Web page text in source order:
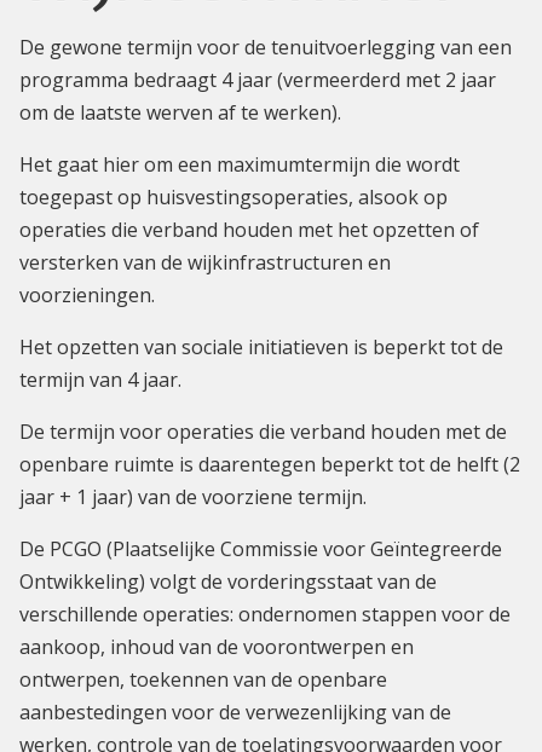
De gewone termijn voor de tenuitvoerlegging van een
programma bedraagt 4 jaar (vermeerderd met 2 jaar
om de laatste werven af te werken).
Het gaat hier om een maximumtermijn die wordt
toegepast op huisvestingsoperaties, alsook op
operaties die verband houden met het opzetten of
versterken van de wijkinfrastructuren en
voorzieningen.
Het opzetten van sociale initiatieven is beperkt tot de
termijn van 4 jaar.
De termijn voor operaties die verband houden met de
openbare ruimte is daarentegen beperkt tot de helft (2
jaar + 1 jaar) van de voorziene termijn.
De PCGO (Plaatselijke Commissie voor Geïntegreerde
Ontwikkeling) volgt de vorderingsstaat van de
verschillende operaties: ondernomen stappen voor de
aankoop, inhoud van de voorontwerpen en
ontwerpen, toekennen van de openbare
aanbestedingen voor de verwezenlijking van de
werken, controle van de toelatingsvoorwaarden voor